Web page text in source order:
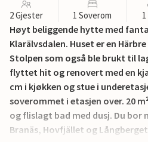
2 Gjester 1 Soverom
Høyt beliggende hytte med
Klarälvsdalen. Huset er en
Stolpen som også ble brukt til
flyttet hit og renovert med en
cm i kjøkken og stue i
soverommet i etasjen over. 20
og flislagt bad med dusj. Du bor
Branäs, Hovfjället og